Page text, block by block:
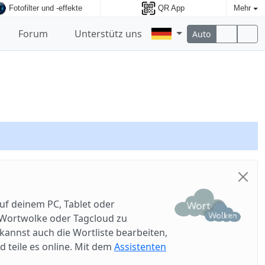
Fotofilter und -effekte QR App Mehr
Forum Unterstütz uns Auto
deinem PC, Tablet oder
oder Tagcloud zu
auch die Wortliste bearbeiten,
teile es online. Mit dem Assistenten